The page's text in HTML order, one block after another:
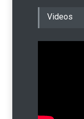
Videos